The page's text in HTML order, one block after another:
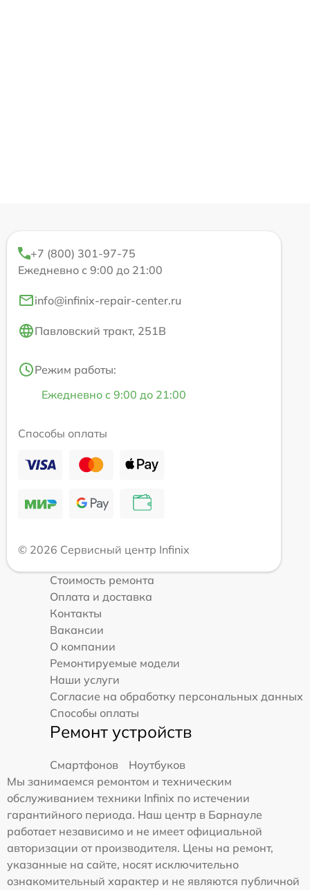
+7 (800) 301-97-75
Ежедневно с 9:00 до 21:00
info@infinix-repair-center.ru
Павловский тракт, 251В
Режим работы:
Ежедневно с 9:00 до 21:00
Способы оплаты
© 2026 Сервисный центр Infinix
Стоимость ремонта
Оплата и доставка
Контакты
Вакансии
О компании
Ремонтируемые модели
Наши услуги
Согласие на обработку персональных данных
Способы оплаты
Ремонт устройств
Смартфонов
Ноутбуков
Мы занимаемся ремонтом и техническим
обслуживанием техники Infinix по истечении
гарантийного периода. Наш центр в Барнауле
работает независимо и не имеет официальной
авторизации от производителя. Цены на ремонт,
указанные на сайте, носят исключительно
ознакомительный характер и не являются публичной